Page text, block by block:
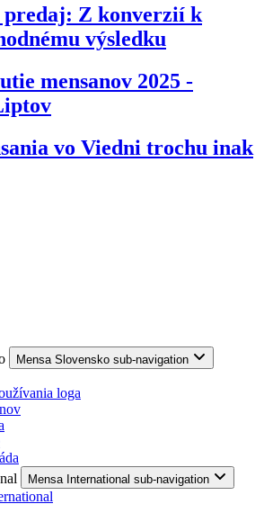
Z konverzií k
výsledku
mensanov 2025 -
vo Viedni trochu inak
Mensa Slovensko sub-navigation
loga
Mensa International sub-navigation